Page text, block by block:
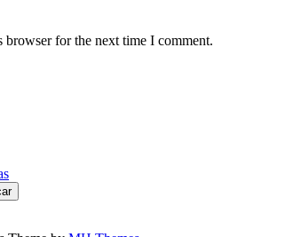
browser for the next time I comment.